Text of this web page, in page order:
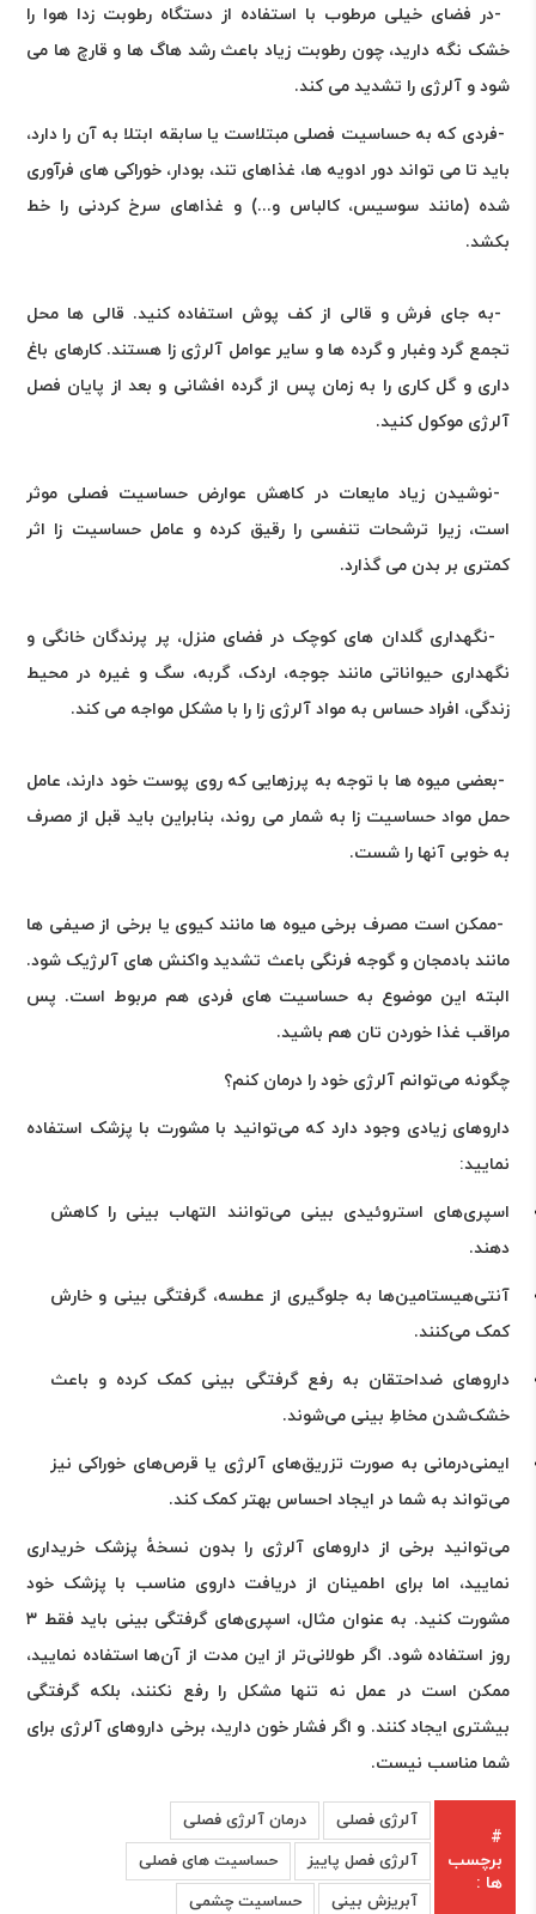
-در فضای خیلی مرطوب با استفاده از دستگاه رطوبت زدا هوا را
خشک نگه دارید، چون رطوبت زیاد باعث رشد هاگ ها و قارچ ها می
شود و آلرژی را تشدید می کند.
-فردی که به حساسیت فصلی مبتلاست یا سابقه ابتلا به آن را دارد،
باید تا می تواند دور ادویه ها، غذاهای تند، بودار، خوراکی های فرآوری
شده (مانند سوسیس، کالباس و...) و غذاهای سرخ کردنی را خط
بکشد.
-به جای فرش و قالی از کف پوش استفاده کنید. قالی ها محل
تجمع گرد وغبار و گرده ها و سایر عوامل آلرژی زا هستند. کارهای باغ
داری و گل کاری را به زمان پس از گرده افشانی و بعد از پایان فصل
آلرژی موکول کنید.
-نوشیدن زیاد مایعات در کاهش عوارض حساسیت فصلی موثر
است، زیرا ترشحات تنفسی را رقیق کرده و عامل حساسیت زا اثر
کمتری بر بدن می گذارد.
-نگهداری گلدان های کوچک در فضای منزل، پر پرندگان خانگی و
نگهداری حیواناتی مانند جوجه، اردک، گربه، سگ و غیره در محیط
زندگی، افراد حساس به مواد آلرژی زا را با مشکل مواجه می کند.
-بعضی میوه ها با توجه به پرزهایی که روی پوست خود دارند، عامل
حمل مواد حساسیت زا به شمار می روند، بنابراین باید قبل از مصرف
به خوبی آنها را شست.
-ممکن است مصرف برخی میوه ها مانند کیوی یا برخی از صیفی ها
مانند بادمجان و گوجه فرنگی باعث تشدید واکنش های آلرژیک شود.
البته این موضوع به حساسیت های فردی هم مربوط است. پس
مراقب غذا خوردن تان هم باشید.
چگونه می‌توانم آلرژی خود را درمان کنم؟
دارو‌های زیادی وجود دارد که می‌توانید با مشورت با پزشک استفاده
نمایید:
اسپری‌های استروئیدی بینی می‌توانند التهاب بینی را کاهش
دهند.
آنتی‌هیستامین‌ها به جلوگیری از عطسه، گرفتگی بینی و خارش
کمک می‌کنند.
داروهای ضداحتقان به رفع گرفتگی بینی کمک کرده و باعث
خشک‌شدن مخاطِ بینی می‌شوند.
ایمنی‌درمانی به صورت تزریق‌های آلرژی یا قرص‌های خوراکی نیز
می‌تواند به شما در ایجاد احساس بهتر کمک کند.
می‌توانید برخی از دارو‌های آلرژی را بدون نسخهٔ پزشک خریداری
نمایید، اما برای اطمینان از دریافت داروی مناسب با پزشک خود
مشورت کنید. به عنوان مثال، اسپری‌های گرفتگی بینی باید فقط ۳
روز استفاده شود. اگر طولانی‌تر از این مدت از آن‌ها استفاده نمایید،
ممکن است در عمل نه تنها مشکل را رفع نکنند، بلکه گرفتگی
بیشتری ایجاد کنند. و اگر فشار خون دارید، برخی دارو‌های آلرژی برای
شما مناسب نیست.
#
برچسب
ها :
آلرژی فصلی
درمان آلرژی فصلی
آلرژی فصل پاییز
حساسیت های فصلی
آبریزش بینی
حساسیت چشمی